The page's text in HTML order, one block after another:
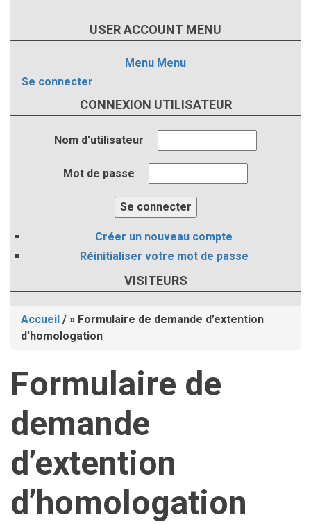
USER ACCOUNT MENU
Menu Menu
Se connecter
CONNEXION UTILISATEUR
Nom d'utilisateur
Mot de passe
Créer un nouveau compte
Réinitialiser votre mot de passe
VISITEURS
Fil
Accueil /
Formulaire de demande d’extention
d’homologation
Formulaire de
demande
d’extention
d’homologation